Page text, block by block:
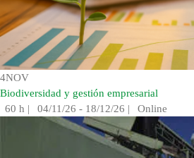
4NOV
Biodiversidad y gestión empresarial
60 h | 04/11/26 - 18/12/26 | Online